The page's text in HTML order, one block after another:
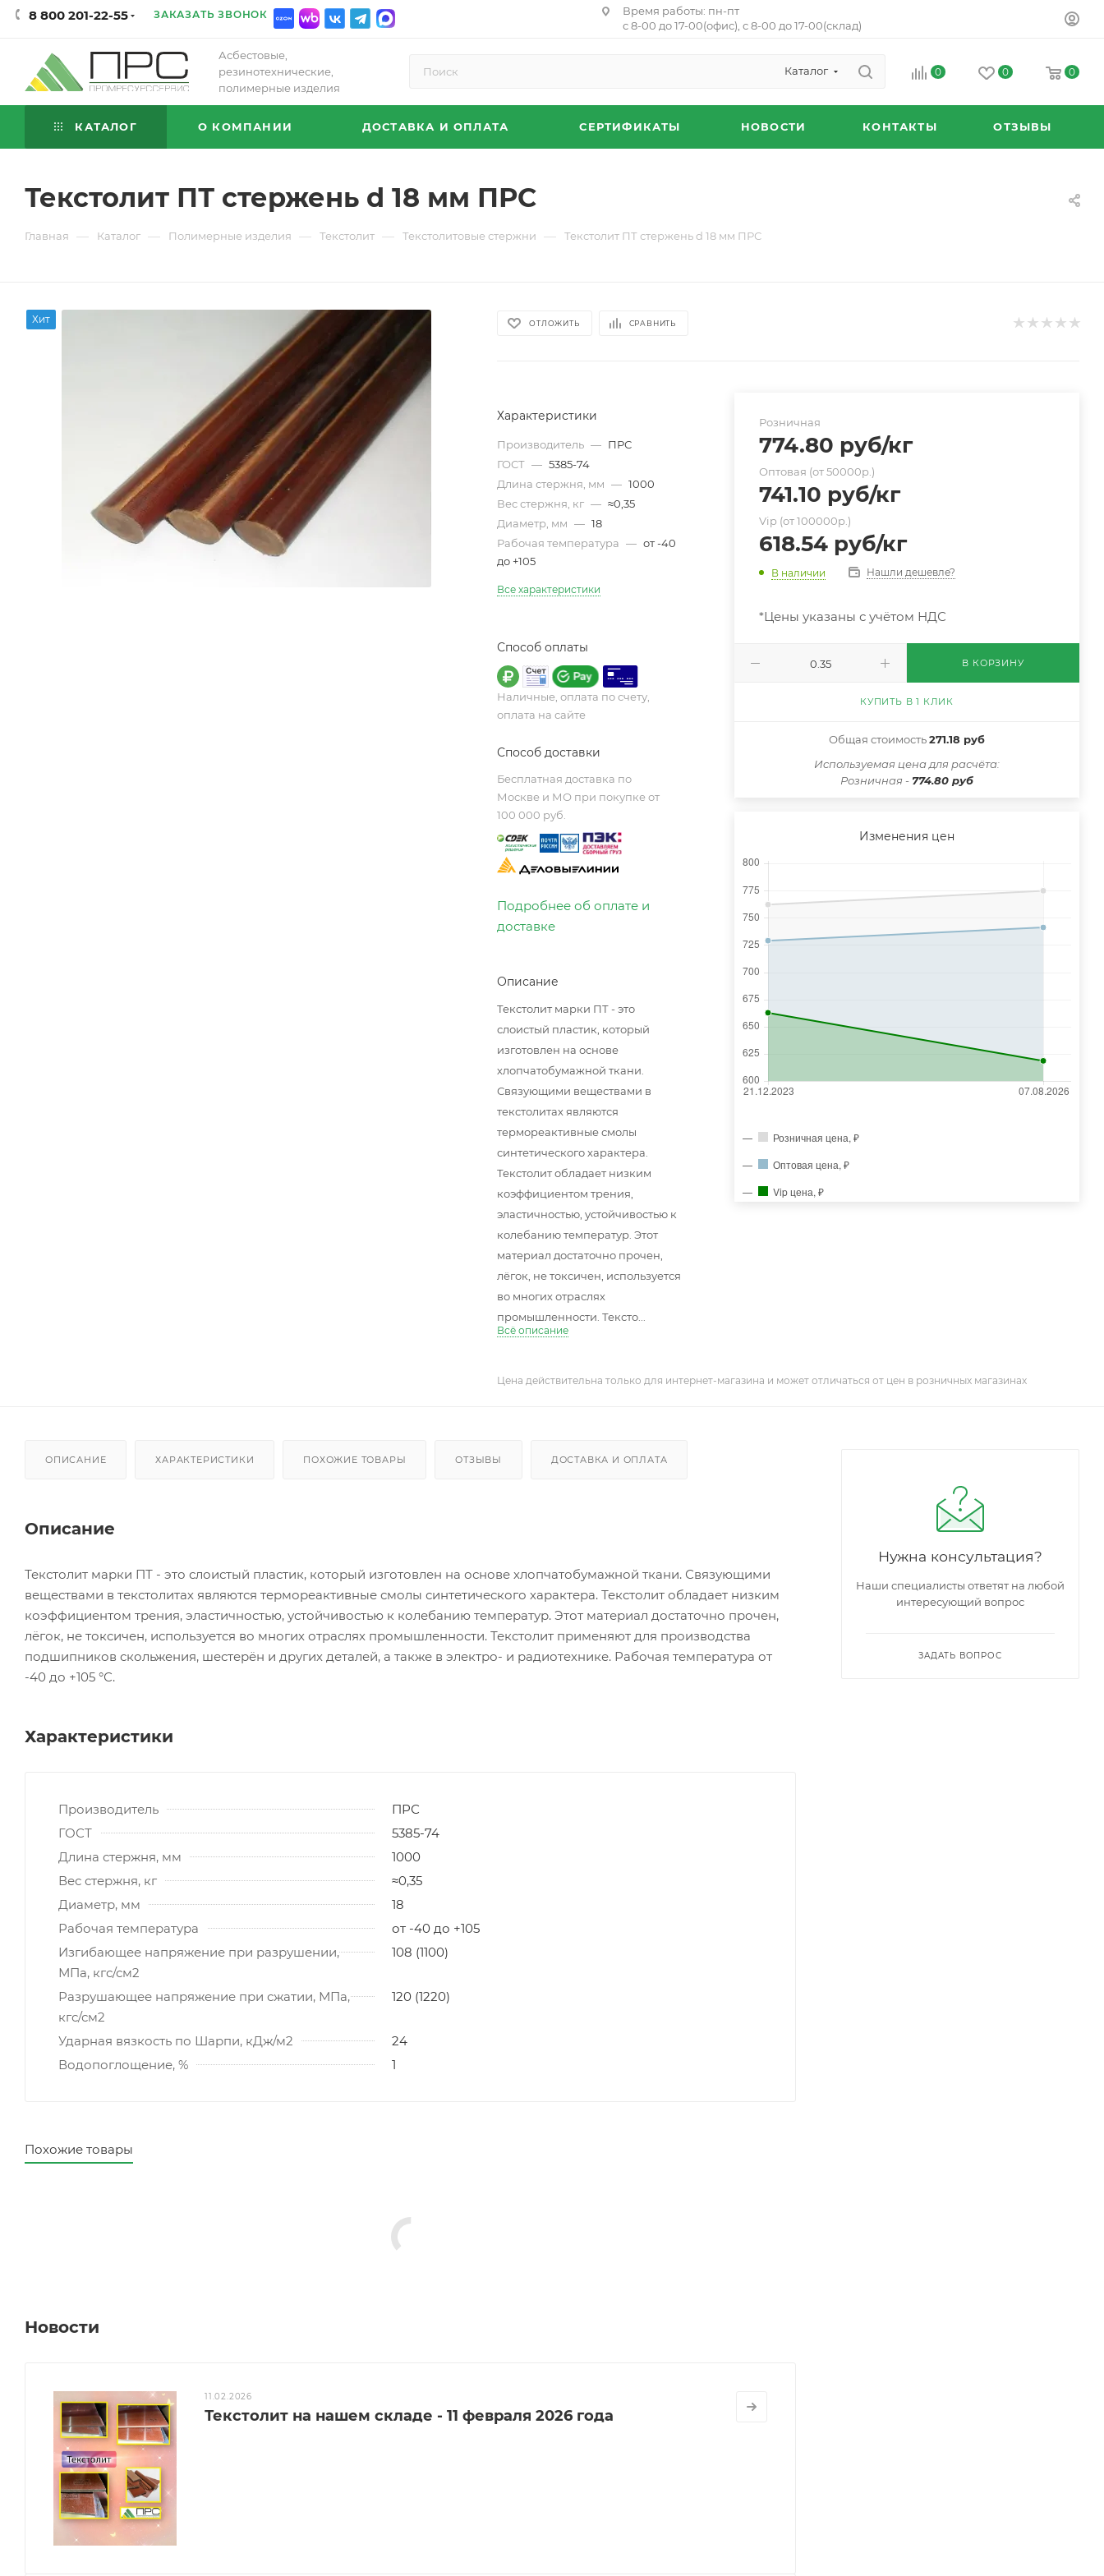
8 800 201-22-55 ЗАКАЗАТЬ ЗВОНОК
Время работы: пн-пт
с 8-00 до 17-00(офис), с 8-00 до 17-00(склад)
Асбестовые,
резинотехнические,
полимерные изделия
Каталог 0 0 0
КАТАЛОГ О КОМПАНИИ ДОСТАВКА И ОПЛАТА СЕРТИФИКАТЫ НОВОСТИ КОНТАКТЫ ОТЗЫВЫ
Текстолит ПТ стержень d 18 мм ПРС
Главная — Каталог — Полимерные изделия — Текстолит — Текстолитовые стержни — Текстолит ПТ стержень d 18 мм ПРС
Хит ОТЛОЖИТЬ СРАВНИТЬ
Характеристики
Производитель — ПРС
ГОСТ — 5385-74
Длина стержня, мм — 1000
Вес стержня, кг — ≈0,35
Диаметр, мм — 18
Рабочая температура — от -40
до +105
Все характеристики
Способ оплаты
Наличные, оплата по счету,
оплата на сайте
Способ доставки
Бесплатная доставка по
Москве и МО при покупке от
100 000 руб.
Подробнее об оплате и
доставке
Описание
Текстолит марки ПТ - это
слоистый пластик, который
изготовлен на основе
хлопчатобумажной ткани.
Связующими веществами в
текстолитах являются
термореактивные смолы
синтетического характера.
Текстолит обладает низким
коэффициентом трения,
эластичностью, устойчивостью к
колебанию температур. Этот
материал достаточно прочен,
лёгок, не токсичен, используется
во многих отраслях
промышленности. Тексто...
Всё описание
Розничная
774.80 руб/кг
Оптовая (от 50000р.)
741.10 руб/кг
Vip (от 100000р.)
618.54 руб/кг
В наличии Нашли дешевле?
*Цены указаны с учётом НДС
В КОРЗИНУ
КУПИТЬ В 1 КЛИК
Общая стоимость271.18 руб
Иcпользуемая цена для расчёта:
Розничная - 774.80 руб
Изменения цен
Розничная цена, ₽
Оптовая цена, ₽
Vip цена, ₽
Цена действительна только для интернет-магазина и может отличаться от цен в розничных магазинах
ОПИСАНИЕ ХАРАКТЕРИСТИКИ ПОХОЖИЕ ТОВАРЫ ОТЗЫВЫ ДОСТАВКА И ОПЛАТА
Описание
Текстолит марки ПТ - это слоистый пластик, который изготовлен на основе хлопчатобумажной ткани. Связующими
веществами в текстолитах являются термореактивные смолы синтетического характера. Текстолит обладает низким
коэффициентом трения, эластичностью, устойчивостью к колебанию температур. Этот материал достаточно прочен,
лёгок, не токсичен, используется во многих отраслях промышленности. Текстолит применяют для производства
подшипников скольжения, шестерён и других деталей, а также в электро- и радиотехнике. Рабочая температура от
-40 до +105 °С.
Характеристики
Производитель
ПРС
ГОСТ
5385-74
Длина стержня, мм
1000
Вес стержня, кг
≈0,35
Диаметр, мм
18
Рабочая температура
от -40 до +105
Изгибающее напряжение при разрушении,
МПа, кгс/см2
108 (1100)
Разрушающее напряжение при сжатии, МПа,
кгс/см2
120 (1220)
Ударная вязкость по Шарпи, кДж/м2
24
Водопоглощение, %
1
Похожие товары
Новости
11.02.2026
Текстолит на нашем складе - 11 февраля 2026 года
Нужна консультация?
Наши специалисты ответят на любой
интересующий вопрос
ЗАДАТЬ ВОПРОС